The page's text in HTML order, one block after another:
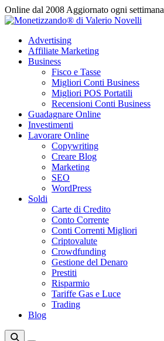
Vai
al
Online dal 2008 Aggiornato ogni settimana
Advertising
Affiliate Marketing
Business
Fisco e Tasse
Migliori Conti Business
Migliori POS Portatili
Recensioni Conti Business
Guadagnare Online
Investimenti
Lavorare Online
Copywriting
Creare Blog
Marketing
SEO
WordPress
Soldi
Carte di Credito
Conto Corrente
Conti Correnti Migliori
Criptovalute
Crowdfunding
Gestione del Denaro
Prestiti
Risparmio
Tariffe Gas e Luce
Trading
Blog